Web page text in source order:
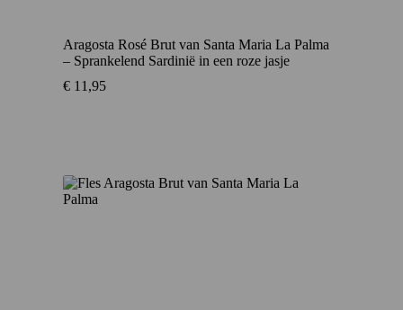
Aragosta Rosé Brut van Santa Maria La Palma
– Sprankelend Sardinië in een roze jasje
€ 11,95